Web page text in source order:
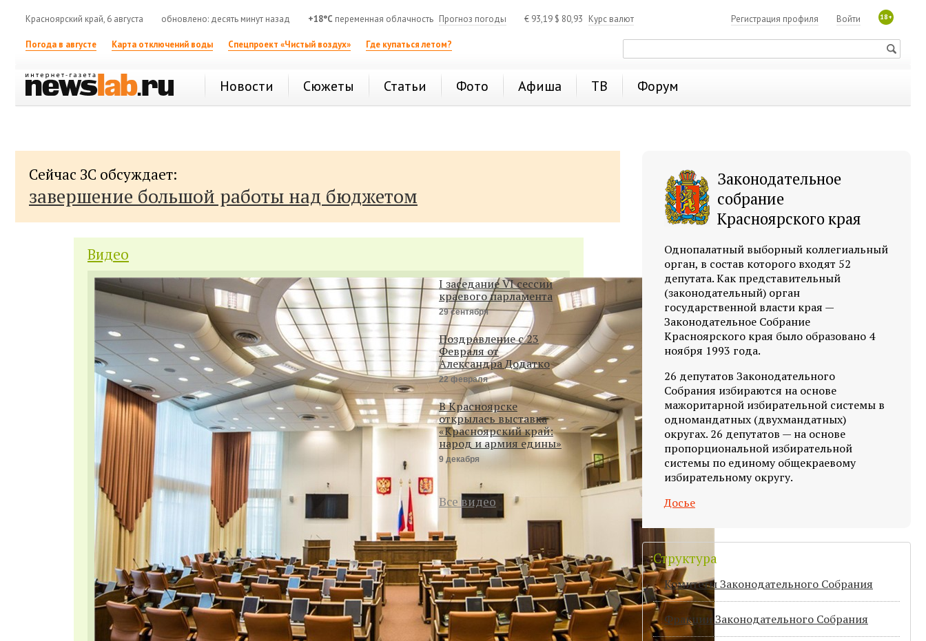
Красноярский край, 6 августа обновлено: десять минут назад +18°C переменная облачность Прогноз погоды € 93,19 $ 80,93 Курс валют 18+
Войти
Регистрация профиля
Погода в августе Карта отключений воды Спецпроект «Чистый воздух» Где купаться летом?
Новости Сюжеты Статьи Фото Афиша ТВ Форум
Сейчас ЗС обсуждает:
завершение большой работы над бюджетом
Видео
I заседание VI сессии
краевого парламента
29 сентября
Поздравление с 23
Февраля от
Александра Додатко
22 февраля
В Красноярске
открылась выставка
«Красноярский край:
народ и армия едины»
9 декабря
Все видео
Законодательное
собрание
Красноярского края
Однопалатный выборный коллегиальный
орган, в состав которого входят 52
депутата. Как представительный
(законодательный) орган
государственной власти края —
Законодательное Собрание
Красноярского края было образовано 4
ноября 1993 года.
26 депутатов Законодательного
Собрания избираются на основе
мажоритарной избирательной системы в
одномандатных (двухмандатных)
округах. 26 депутатов — на основе
пропорциональной избирательной
системы по единому общекраевому
избирательному округу.
Досье
Структура
Комитеты Законодательного Собрания
Фракции Законодательного Собрания